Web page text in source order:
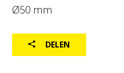
GEBRUIKTE MACHINES
Ø50 mm
DELEN